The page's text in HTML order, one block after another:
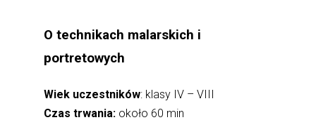
O technikach malarskich i
portretowych
Wiek uczestników: klasy IV – VIII
Czas trwania: około 60 min